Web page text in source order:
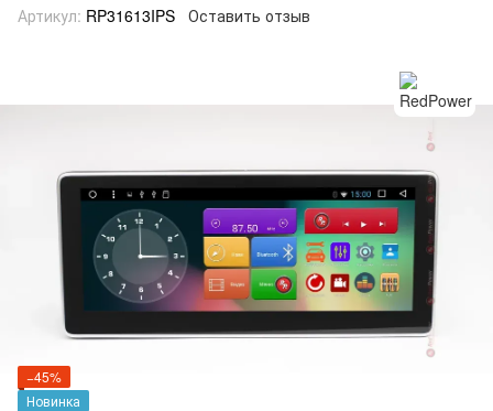
Артикул: RP31613IPS Оставить отзыв
−45%
Новинка